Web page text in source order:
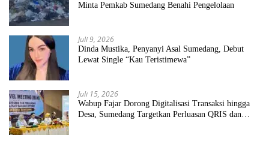
Minta Pemkab Sumedang Benahi Pengelolaan
Juli 9, 2026
Dinda Mustika, Penyanyi Asal Sumedang, Debut
Lewat Single “Kau Teristimewa”
Juli 15, 2026
Wabup Fajar Dorong Digitalisasi Transaksi hingga
Desa, Sumedang Targetkan Perluasan QRIS dan